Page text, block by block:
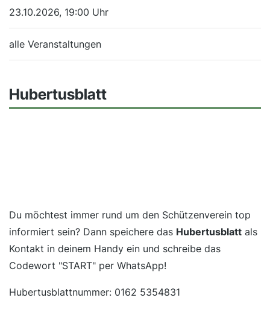
23.10.2026, 19:00 Uhr
alle Veranstaltungen
Hubertusblatt
Du möchtest immer rund um den Schützenverein top
informiert sein? Dann speichere das Hubertusblatt als
Kontakt in deinem Handy ein und schreibe das
Codewort "START" per WhatsApp!
Hubertusblattnummer: 0162 5354831